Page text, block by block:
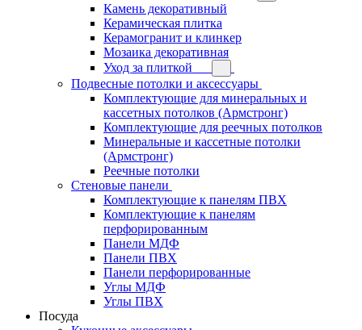
Камень декоративный
Керамическая плитка
Керамогранит и клинкер
Мозаика декоративная
Уход за плиткой
Подвесные потолки и аксессуары
Комплектующие для минеральных и
кассетных потолков (Армстронг)
Комплектующие для реечных потолков
Минеральные и кассетные потолки
(Армстронг)
Реечные потолки
Стеновые панели
Комплектующие к панелям ПВХ
Комплектующие к панелям
перфорированным
Панели МДФ
Панели ПВХ
Панели перфорированные
Углы МДФ
Углы ПВХ
Посуда